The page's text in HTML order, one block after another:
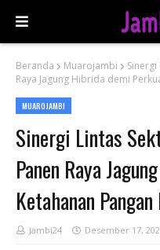
Beranda Muarojambi
Raya Jagung Hibrida demi
MUAROJAMBI
Sinergi Lintas
Panen Raya
Ketahanan
Jambi24 Desember 17,